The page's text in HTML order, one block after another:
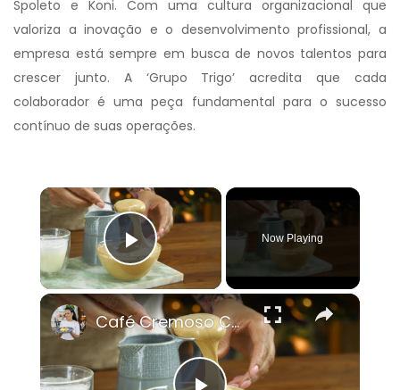
Spoleto e Koni. Com uma cultura organizacional que
valoriza a inovação e o desenvolvimento profissional, a
empresa está sempre em busca de novos talentos para
crescer junto. A ‘Grupo Trigo’ acredita que cada
colaborador é uma peça fundamental para o sucesso
contínuo de suas operações.
×
Play Video
Now Playing
×
Café Cremoso Caseiro